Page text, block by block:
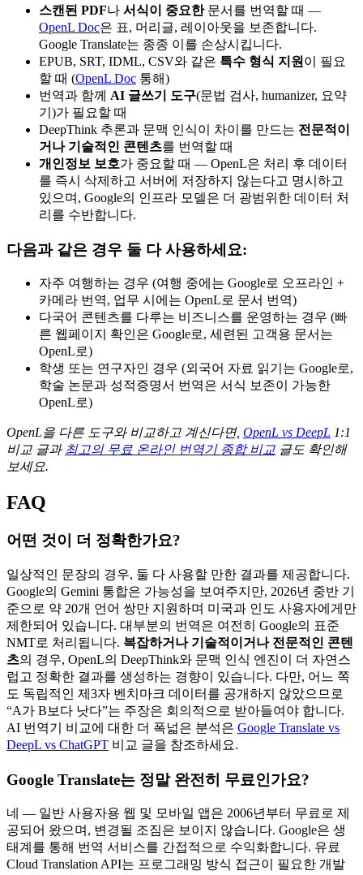
스캔된 PDF나 서식이 중요한문서를 번역할 때 —
OpenL Doc은 표, 머리글, 레이아웃을 보존합니다.
Google Translate는 종종 이를 손상시킵니다.
EPUB, SRT, IDML, CSV와 같은 특수 형식 지원 이 필요
할 때 (OpenL Doc 통해)
번역과 함께 AI 글쓰기 도구(문법 검사, humanizer, 요약
기)가 필요할 때
DeepThink 추론과 문맥 인식이 차이를 만드는 전문적이
거나 기술적인 콘텐츠를 번역할 때
개인정보 보호가 중요할 때 — OpenL은 처리 후 데이터
를 즉시 삭제하고 서버에 저장하지 않는다고 명시하고
있으며, Google의 인프라 모델은 더 광범위한 데이터 처
리를 수반합니다.
다음과 같은 경우 둘 다 사용하세요:
자주 여행하는 경우 (여행 중에는 Google로 오프라인 +
카메라 번역, 업무 시에는 OpenL로 문서 번역)
다국어 콘텐츠를 다루는 비즈니스를 운영하는 경우 (빠
른 웹페이지 확인은 Google로, 세련된 고객용 문서는
OpenL로)
학생 또는 연구자인 경우 (외국어 자료 읽기는 Google로,
학술 논문과 성적증명서 번역은 서식 보존이 가능한
OpenL로)
OpenL을 다른 도구와 비교하고 계신다면, OpenL vs DeepL 1:1
비교 글과 최고의 무료 온라인 번역기 종합 비교 글도 확인해
보세요.
FAQ
어떤 것이 더 정확한가요?
일상적인 문장의 경우, 둘 다 사용할 만한 결과를 제공합니다.
Google의 Gemini 통합은 가능성을 보여주지만, 2026년 중반 기
준으로 약 20개 언어 쌍만 지원하며 미국과 인도 사용자에게만
제한되어 있습니다. 대부분의 번역은 여전히 Google의 표준
NMT로 처리됩니다. 복잡하거나 기술적이거나 전문적인 콘텐
츠의 경우, OpenL의 DeepThink와 문맥 인식 엔진이 더 자연스
럽고 정확한 결과를 생성하는 경향이 있습니다. 다만, 어느 쪽
도 독립적인 제3자 벤치마크 데이터를 공개하지 않았으므로
“A가 B보다 낫다”는 주장은 회의적으로 받아들여야 합니다.
AI 번역기 비교에 대한 더 폭넓은 분석은 Google Translate vs
DeepL vs ChatGPT 비교 글을 참조하세요.
Google Translate는 정말 완전히 무료인가요?
네 — 일반 사용자용 웹 및 모바일 앱은 2006년부터 무료로 제
공되어 왔으며, 변경될 조짐은 보이지 않습니다. Google은 생
태계를 통해 번역 서비스를 간접적으로 수익화합니다. 유료
Cloud Translation API는 프로그래밍 방식 접근이 필요한 개발